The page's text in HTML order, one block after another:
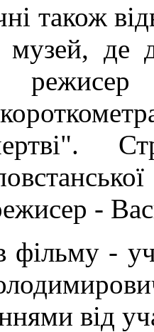
також
музей, де
режисер
-
фільму -
від